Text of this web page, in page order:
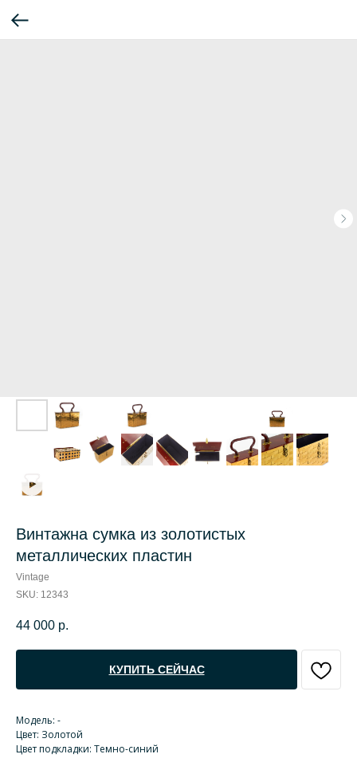
Винтажна сумка из золотистых
металлических пластин
Vintage
SKU: 12343
44 000 р.
КУПИТЬ СЕЙЧАС
Модель: -
Цвет: Золотой
Цвет подкладки: Темно-синий